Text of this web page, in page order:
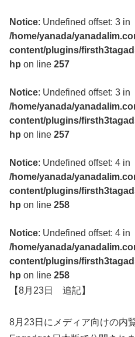
Notice: Undefined offset: 3 in
/home/yanada/
content/plugins/
hp on line257
Notice: Undefined offset: 3 in
/home/yanada/
content/plugins/
hp on line257
Notice: Undefined offset: 4 in
/home/yanada/
content/plugins/
hp on line258
Notice: Undefined offset: 4 in
/home/yanada/
content/plugins/
hp on line258
【8月23日 追記】
8月23日にメディア向けの内